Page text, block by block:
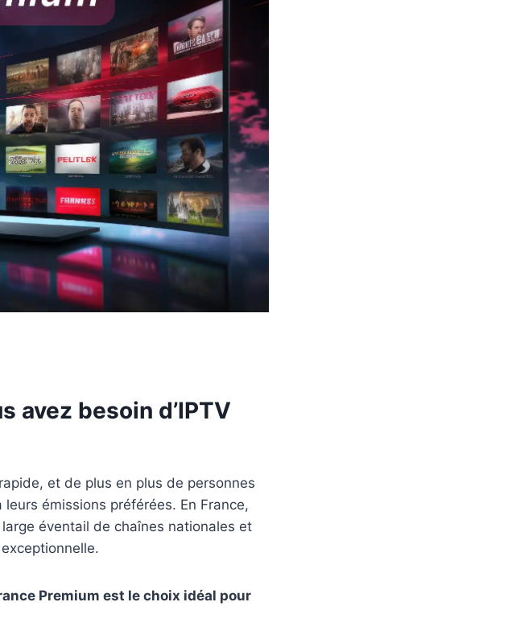
avez besoin d’IPTV
et de plus en plus de personnes
émissions préférées. En France,
éventail de chaînes nationales et
Premium est le choix idéal pour